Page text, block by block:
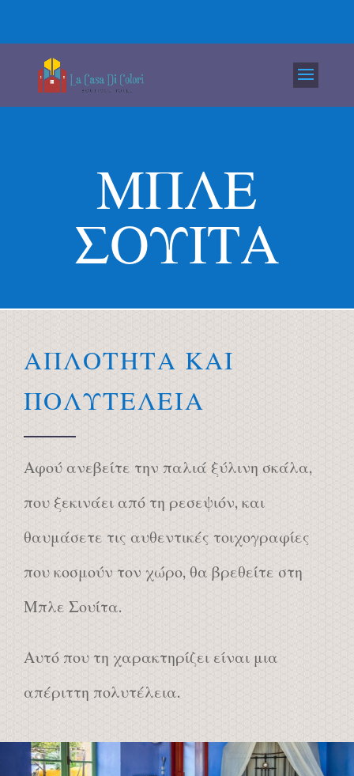
ΜΠΛΕ
ΣΟΥΙΤΑ
ΑΠΛΟΤΗΤΑ ΚΑΙ
ΠΟΛΥΤΕΛΕΙΑ
Αφού ανεβείτε την παλιά ξύλινη σκάλα,
που ξεκινάει από τη ρεσεψιόν, και
θαυμάσετε τις αυθεντικές τοιχογραφίες
που κοσμούν τον χώρο, θα βρεθείτε στη
Μπλε Σουίτα.
Αυτό που τη χαρακτηρίζει είναι μια
απέριττη πολυτέλεια.